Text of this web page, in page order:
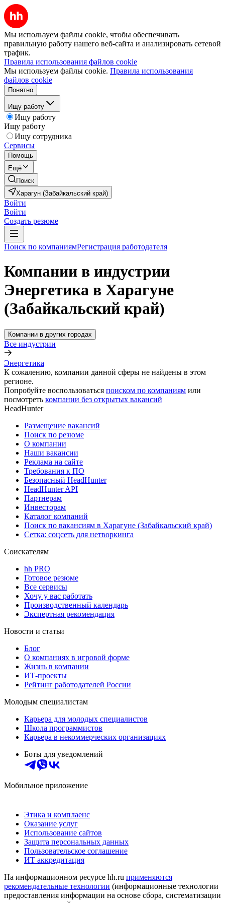
Мы используем файлы cookie, чтобы обеспечивать
правильную работу нашего веб-сайта и анализировать сетевой
трафик.
Правила использования файлов cookie
Мы используем файлы cookie. Правила использования
файлов cookie
Понятно
Ищу работу
Ищу работу
Ищу работу
Ищу сотрудника
Сервисы
Помощь
Ещё
Поиск
Харагун (Забайкальский край)
Войти
Войти
Создать резюме
Поиск по компаниямРегистрация работодателя
Компании в индустрии
Энергетика в Харагуне
(Забайкальский край)
Компании в других городах
Все индустрии
Энергетика
К сожалению, компании данной сферы не найдены в этом
регионе.
Попробуйте воспользоваться поиском по компаниям или
посмотреть компании без открытых вакансий
HeadHunter
Размещение вакансий
Поиск по резюме
О компании
Наши вакансии
Реклама на сайте
Требования к ПО
Безопасный HeadHunter
HeadHunter API
Партнерам
Инвесторам
Каталог компаний
Поиск по вакансиям в Харагуне (Забайкальский край)
Сетка: соцсеть для нетворкинга
Соискателям
hh PRO
Готовое резюме
Все сервисы
Хочу у вас работать
Производственный календарь
Экспертная рекомендация
Новости и статьи
Блог
О компаниях в игровой форме
Жизнь в компании
ИТ-проекты
Рейтинг работодателей России
Молодым специалистам
Карьера для молодых специалистов
Школа программистов
Карьера в некоммерческих организациях
Боты для уведомлений
Мобильное приложение
Этика и комплаенс
Оказание услуг
Использование сайтов
Защита персональных данных
Пользовательское соглашение
ИТ аккредитация
На информационном ресурсе hh.ru применяются
рекомендательные технологии (информационные технологии
предоставления информации на основе сбора, систематизации